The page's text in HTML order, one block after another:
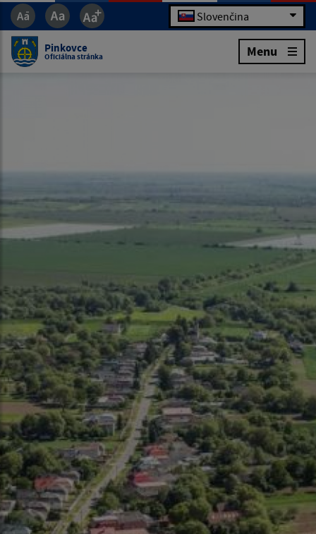
Slovenčina
Pinkovce
Oficiálna stránka Menu